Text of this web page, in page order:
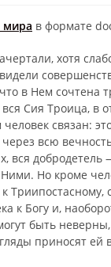
мира в формате
хотя
в Нем сочтена
Сия Троица, в
связан:
всю
вся
Но кроме
к Богу и,
быть
приносят ей